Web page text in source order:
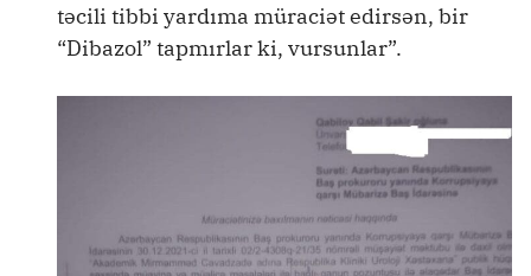
təcili tibbi yardıma müraciət edirsən, bir
“Dibazol” tapmırlar ki, vursunlar”.